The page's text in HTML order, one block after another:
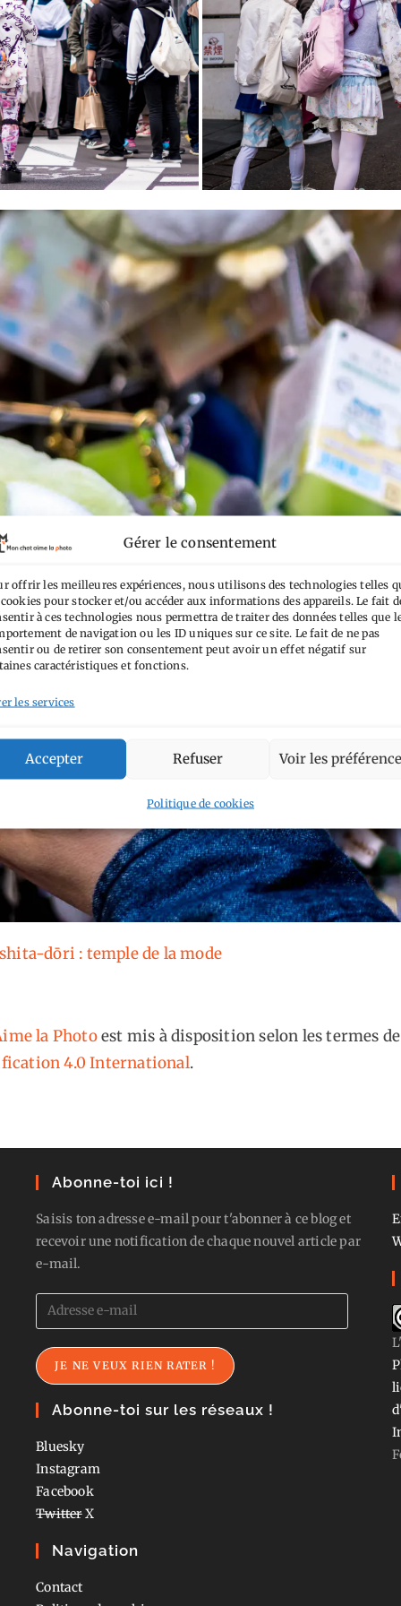
Gérer le consentement
offrir les meilleures expériences, nous utilisons des technologies telles
pour stocker et/ou accéder aux informations des appareils. Le fait
à ces technologies nous permettra de traiter des données telles que
de navigation ou les ID uniques sur ce site. Le fait de ne pas
ou de retirer son consentement peut avoir un effet négatif sur
caractéristiques et fonctions.
les services
Accepter Refuser Voir les
Politique de cookies
dōri : temple de la mode
la Photoest mis à disposition selon les termes
4.0 International.
Abonne-toi ici !
Saisis ton adresse e-mail pour t'abonner à ce blog et
recevoir une notification de chaque nouvel article par
e-mail.
Adresse
e-
mail
JE NE VEUX RIEN RATER !
Abonne-toi sur les réseaux !
Bluesky
Instagram
Facebook
TwitterX
Navigation
Contact